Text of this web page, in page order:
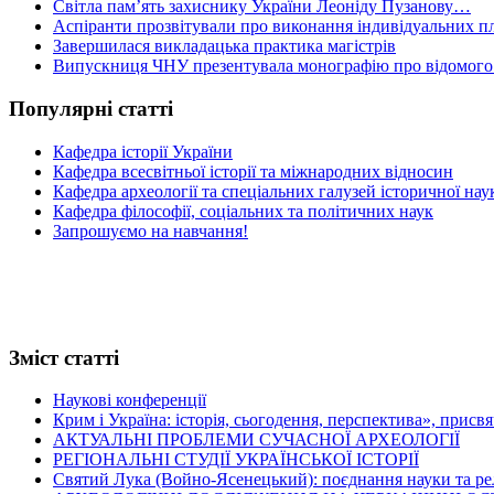
Світла пам’ять захиснику України Леоніду Пузанову…
Аспіранти прозвітували про виконання індивідуальних
Завершилася викладацька практика магістрів
Випускниця ЧНУ презентувала монографію про відомого
Популярні статті
Кафедра історії України
Кафедра всесвітньої історії та міжнародних відносин
Кафедра археології та спеціальних галузей історичної
Кафедра філософії, соціальних та політичних наук
Запрошуємо на навчання!
Зміст статті
Наукові конференції
Крим і Україна: історія, сьогодення, перспектива»,
АКТУАЛЬНІ ПРОБЛЕМИ СУЧАСНОЇ АРХЕОЛОГІЇ
РЕГІОНАЛЬНІ СТУДІЇ УКРАЇНСЬКОЇ ІСТОРІЇ
Святий Лука (Войно-Ясенецький): поєднання науки та